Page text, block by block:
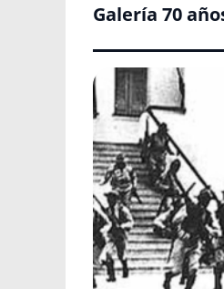
Galería 70